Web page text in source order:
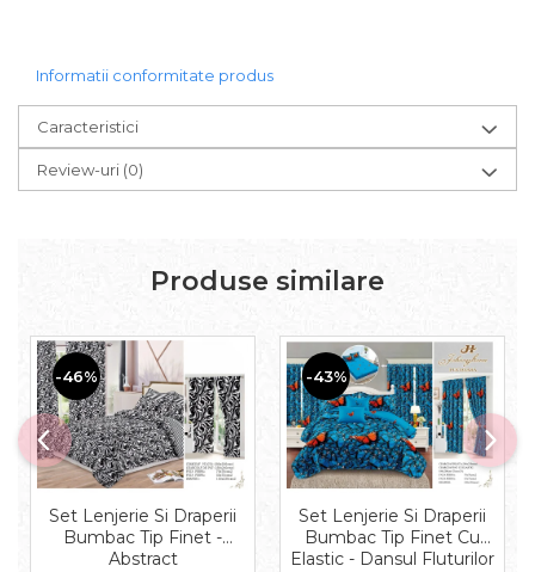
Informatii conformitate produs
Caracteristici
Review-uri (0)
Produse similare
-46%
Set Lenjerie Si Draperii
Bumbac Tip Finet -
Abstract
-43%
Set Lenjerie Si Draperii
Bumbac Tip Finet Cu
Elastic - Dansul Fluturilor